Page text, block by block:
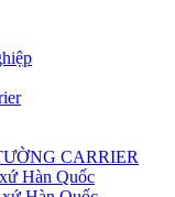
CARRIER
Hàn Quốc